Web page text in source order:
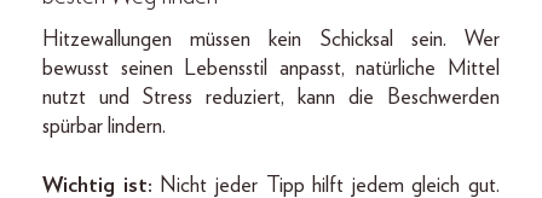
Hitzewallungen müssen kein Schicksal sein. Wer
bewusst seinen Lebensstil anpasst, natürliche Mittel
nutzt und Stress reduziert, kann die Beschwerden
spürbar lindern.
Wichtig ist: Nicht jeder Tipp hilft jedem gleich gut.